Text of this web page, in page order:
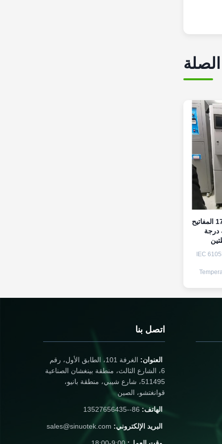
IEC 61058-1 الفقرة 17 المفاتيح
درجة
IEC
The
اتصل بنا
العنوان:
الغرفة 101، الطابق الأول، رقم
6، الشارع الثالث، منطقة بينغشان الصناعية
511495، شارع شيبي، منطقة بانيو،
قوانغتشو، الصين
الهاتف:
البريد الإلكتروني: sales@sinuotek.com